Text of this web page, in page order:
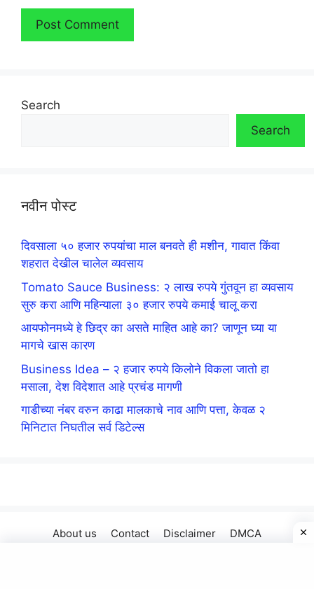
Search
Search
नवीन पोस्ट
दिवसाला ५० हजार रुपयांचा माल बनवते ही मशीन, गावात किंवा
शहरात देखील चालेल व्यवसाय
Tomato Sauce Business: २ लाख रुपये गुंतवून हा व्यवसाय
सुरु करा आणि महिन्याला ३० हजार रुपये कमाई चालू करा
आयफोनमध्ये हे छिद्र का असते माहित आहे का? जाणून घ्या या
मागचे खास कारण
Business Idea – २ हजार रुपये किलोने विकला जातो हा
मसाला, देश विदेशात आहे प्रचंड मागणी
गाडीच्या नंबर वरुन काढा मालकाचे नाव आणि पत्ता, केवळ २
मिनिटात निघतील सर्व डिटेल्स
About us Contact Disclaimer
DMCA